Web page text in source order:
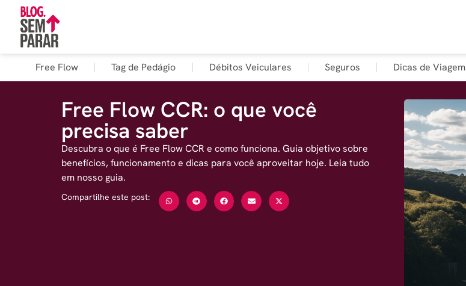
Free Flow Tag de Pedágio Débitos Veiculares Seguros Dicas de Viagem
Free Flow CCR: o que você
precisa saber
Descubra o que é Free Flow CCR e como funciona. Guia objetivo sobre
benefícios, funcionamento e dicas para você aproveitar hoje. Leia tudo
em nosso guia.
Compartilhe este post: